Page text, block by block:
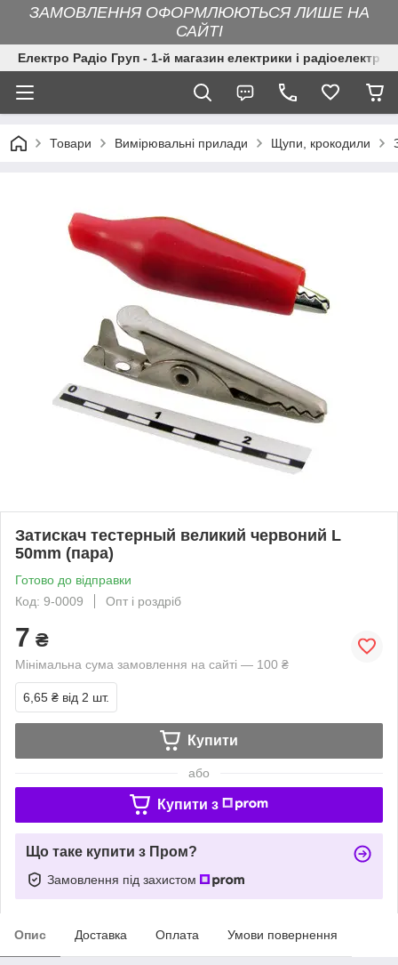
ЗАМОВЛЕННЯ ОФОРМЛЮЮТЬСЯ ЛИШЕ НА
САЙТІ
Електро Радіо Груп - 1-й магазин електрики і
Товари Вимірювальні прилади Щупи, крокодили
Затискач тестерный великий червоний L
50mm (пара)
Готово до відправки
Код: 9-0009
Опт і роздріб
7 ₴
Мінімальна сума замовлення на сайті — 100 ₴
6,65 ₴ від 2 шт.
Купити
або
Купити з
Що таке купити з Пром?
Замовлення під захистом
Опис Доставка Оплата Умови повернення